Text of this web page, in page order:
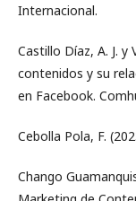
Internacional.
Castillo Díaz, A. J. y
contenidos y su
en Facebook.
Cebolla Pola, F.
Chango